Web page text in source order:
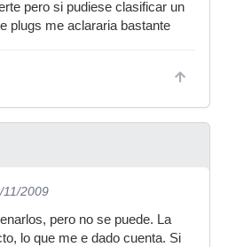
pero si pudiese clasificar un
plugs me aclararia bastante
11/2009
pero no se puede. La
lo que me e dado cuenta. Si